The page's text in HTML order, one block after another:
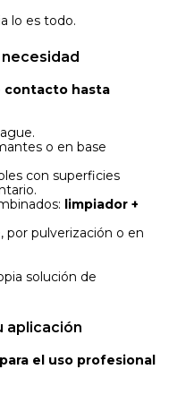
lo es todo.
contacto hasta
o en base
con superficies
limpiador +
por pulverización o en
solución de
aplicación
el uso profesional